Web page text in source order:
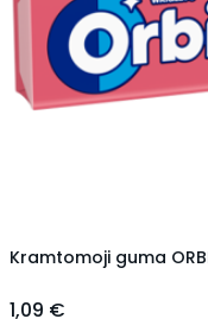
Kramtomoji guma
1,09 €